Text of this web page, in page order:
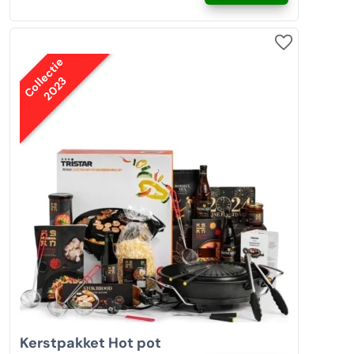
Collectie
2023
Kerstpakket Hot pot